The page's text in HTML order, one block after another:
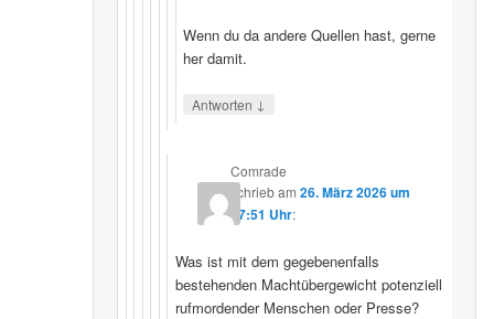
Wenn du da andere Quellen hast, gerne
her damit.
Antworten ↓
Comrade
schriebam 26. März 2026 um
17:51 Uhr:
Was ist mit dem gegebenenfalls
bestehenden Machtübergewicht potenziell
rufmordender Menschen oder Presse?